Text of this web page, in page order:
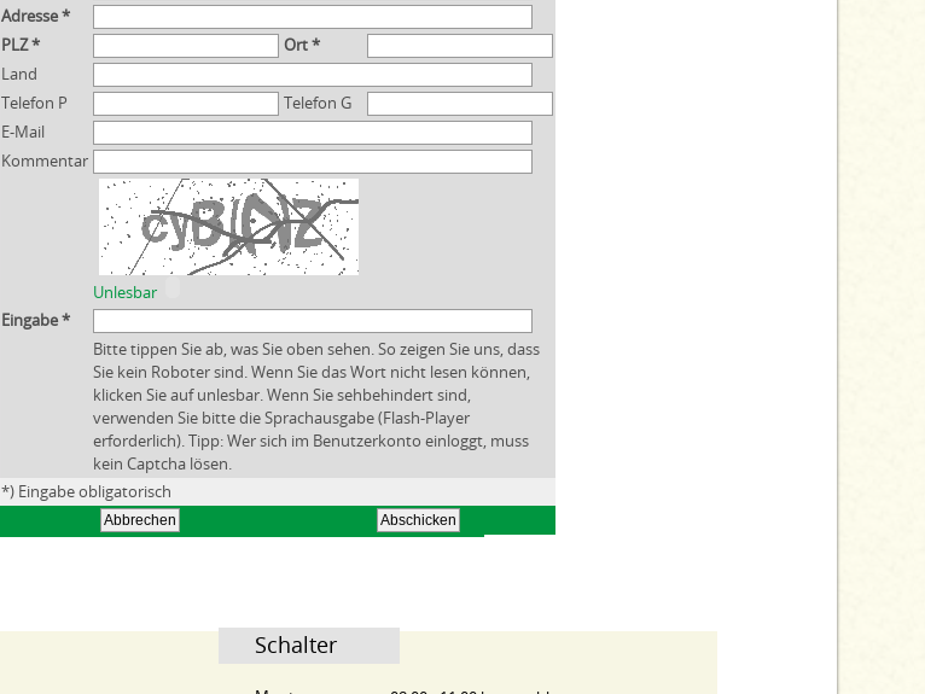
Adresse *
PLZ *
Ort *
Land
Telefon P
Telefon G
E-Mail
Kommentar
Unlesbar
Eingabe *
Bitte tippen Sie ab, was Sie oben sehen. So zeigen Sie uns, dass
Sie kein Roboter sind. Wenn Sie das Wort nicht lesen können,
klicken Sie auf unlesbar. Wenn Sie sehbehindert sind,
verwenden Sie bitte die Sprachausgabe (Flash-Player
erforderlich). Tipp: Wer sich im Benutzerkonto einloggt, muss
kein Captcha lösen.
*) Eingabe obligatorisch
Schalter